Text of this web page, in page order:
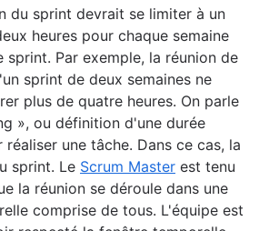
du sprint devrait se limiter à un
heures pour chaque semaine
sprint. Par exemple, la réunion de
sprint de deux semaines ne
plus de quatre heures. On parle
», ou définition d'une durée
réaliser une tâche. Dans ce cas, la
sprint. Le Scrum Master est tenu
la réunion se déroule dans une
comprise de tous. L'équipe est